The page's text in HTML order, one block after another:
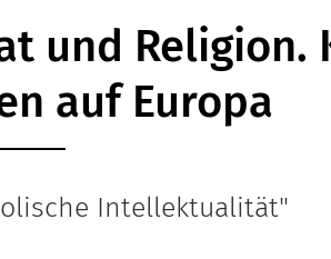
und Religion.
auf Europa
Intellektualität"